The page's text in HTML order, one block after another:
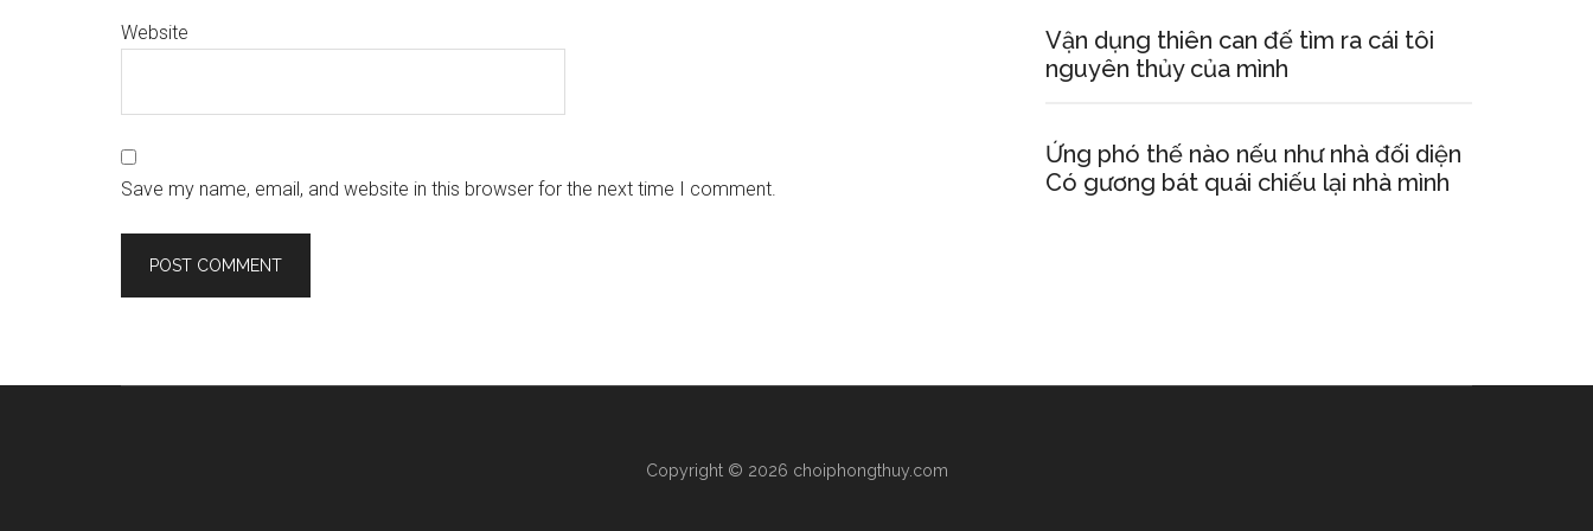
Website
Save my name, email, and website in this browser for the next time I comment.
Vận dụng thiên can đế tìm ra cái tôi
nguyên thủy của mình
Ứng phó thế nào nếu như nhà đối diện
Có gương bát quái chiếu lại nhà mình
Copyright © 2026 choiphongthuy.com